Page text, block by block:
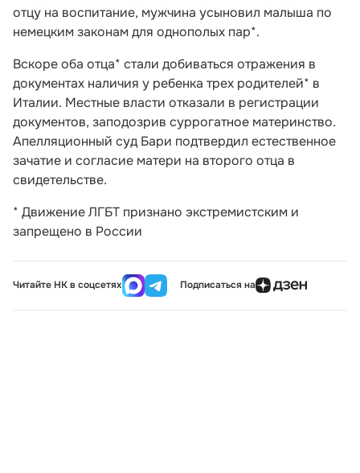
отцу на воспитание, мужчина усыновил малыша по
немецким законам для однополых пар*.
Вскоре оба отца* стали добиваться отражения в
документах наличия у ребенка трех родителей* в
Италии. Местные власти отказали в регистрации
документов, заподозрив суррогатное материнство.
Апелляционный суд Бари подтвердил естественное
зачатие и согласие матери на второго отца в
свидетельстве.
* Движение ЛГБТ признано экстремистским и
запрещено в России
Читайте НК в соцсетях Подписаться на